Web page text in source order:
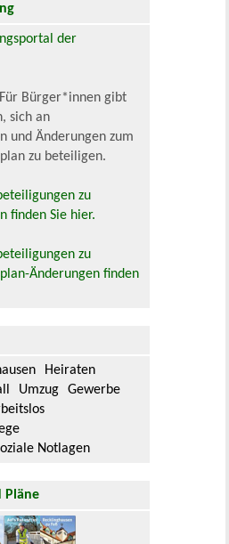
der
Bürger*innen gibt
sich an
und Änderungen zum
zu beteiligen.
zu
finden Sie hier.
zu
Änderungen finden
Heiraten
Umzug
Gewerbe
Notlagen
Pläne